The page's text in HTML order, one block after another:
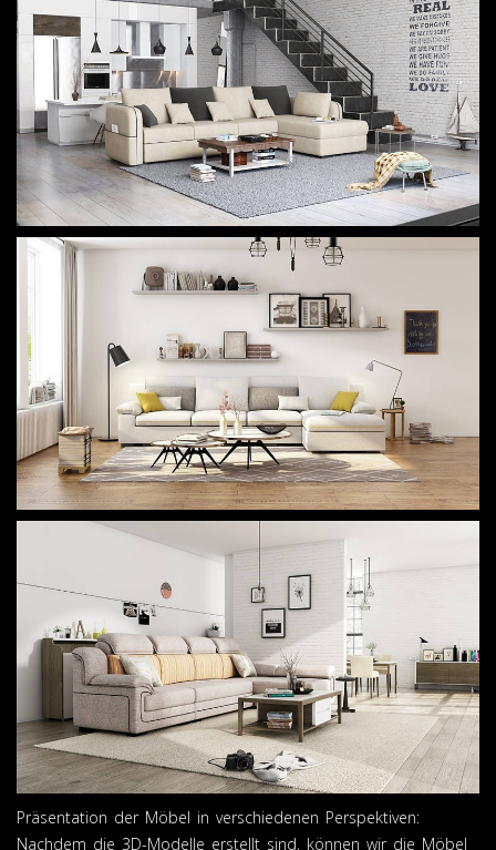
Präsentation der Möbel in verschiedenen Perspektiven:
Nachdem die 3D-Modelle erstellt sind, können wir die Möbel